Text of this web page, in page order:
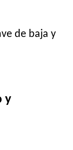
de baja y
y